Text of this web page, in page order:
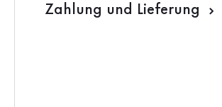
Zahlung und Lieferung